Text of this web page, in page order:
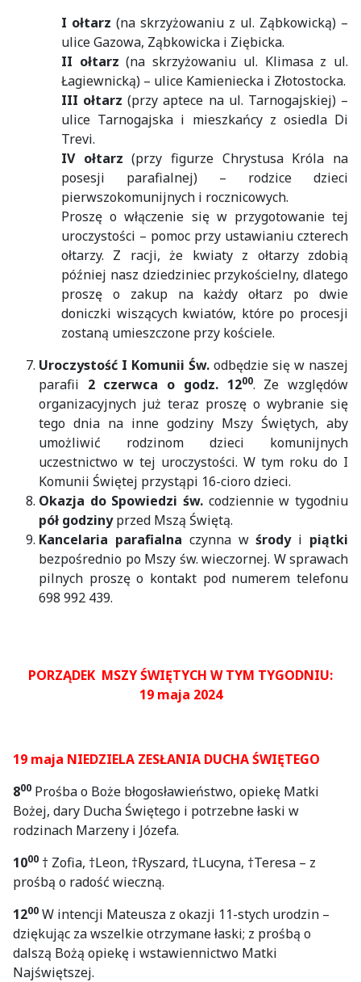
I ołtarz (na skrzyżowaniu z ul. Ząbkowicką) –
ulice Gazowa, Ząbkowicka i Ziębicka.
II ołtarz (na skrzyżowaniu ul. Klimasa z ul.
Łagiewnicką) – ulice Kamieniecka i Złotostocka.
III ołtarz (przy aptece na ul. Tarnogajskiej) –
ulice Tarnogajska i mieszkańcy z osiedla Di
Trevi.
IV ołtarz (przy figurze Chrystusa Króla na
posesji parafialnej) – rodzice dzieci
pierwszokomunijnych i rocznicowych.
Proszę o włączenie się w przygotowanie tej
uroczystości – pomoc przy ustawianiu czterech
ołtarzy. Z racji, że kwiaty z ołtarzy zdobią
później nasz dziedziniec przykościelny, dlatego
proszę o zakup na każdy ołtarz po dwie
doniczki wiszących kwiatów, które po procesji
zostaną umieszczone przy kościele.
Uroczystość I Komunii Św. odbędzie się w naszej
parafii 2 czerwca o godz. 1200. Ze względów
organizacyjnych już teraz proszę o wybranie się
tego dnia na inne godziny Mszy Świętych, aby
umożliwić rodzinom dzieci komunijnych
uczestnictwo w tej uroczystości. W tym roku do I
Komunii Świętej przystąpi 16-cioro dzieci.
Okazja do Spowiedzi św. codziennie w tygodniu
pół godzinyprzed Mszą Świętą.
Kancelaria parafialna czynna wśrodyi piątki
bezpośrednio po Mszy św. wieczornej. W sprawach
pilnych proszę o kontakt pod numerem telefonu
698 992 439.
PORZĄDEK MSZY ŚWIĘTYCH W TYM TYGODNIU:
19 maja 2024
19 maja NIEDZIELA ZESŁANIA DUCHA ŚWIĘTEGO
800 Prośba o Boże błogosławieństwo, opiekę Matki
Bożej, dary Ducha Świętego i potrzebne łaski w
rodzinach Marzeny i Józefa.
1000 † Zofia, †Leon, †Ryszard, †Lucyna, †Teresa – z
prośbą o radość wieczną.
1200 W intencji Mateusza z okazji 11-stych urodzin –
dziękując za wszelkie otrzymane łaski; z prośbą o
dalszą Bożą opiekę i wstawiennictwo Matki
Najświętszej.